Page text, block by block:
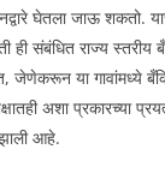
घेतला जाऊ शकतो.
ही संबंधित राज्य स्तरीय
जेणेकरून या गावांमध्ये
अशा प्रकारच्या
आहे.